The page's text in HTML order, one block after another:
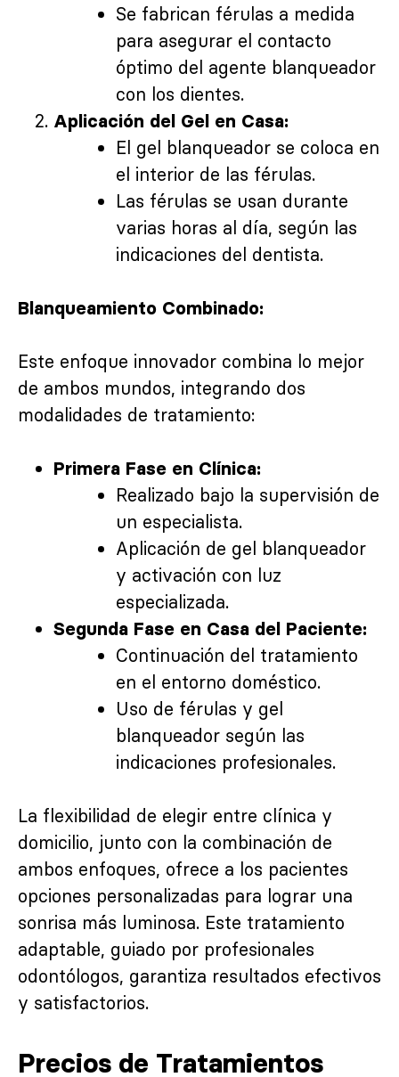
Se fabrican férulas a medida
para asegurar el contacto
óptimo del agente blanqueador
con los dientes.
Aplicación del Gel en Casa:
El gel blanqueador se coloca en
el interior de las férulas.
Las férulas se usan durante
varias horas al día, según las
indicaciones del dentista.
Blanqueamiento Combinado:
Este enfoque innovador combina lo mejor
de ambos mundos, integrando dos
modalidades de tratamiento:
Primera Fase en Clínica:
Realizado bajo la supervisión de
un especialista.
Aplicación de gel blanqueador
y activación con luz
especializada.
Segunda Fase en Casa del Paciente:
Continuación del tratamiento
en el entorno doméstico.
Uso de férulas y gel
blanqueador según las
indicaciones profesionales.
La flexibilidad de elegir entre clínica y
domicilio, junto con la combinación de
ambos enfoques, ofrece a los pacientes
opciones personalizadas para lograr una
sonrisa más luminosa. Este tratamiento
adaptable, guiado por profesionales
odontólogos, garantiza resultados efectivos
y satisfactorios.
Precios de Tratamientos